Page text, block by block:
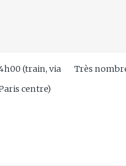
(train, via
centre)
Très